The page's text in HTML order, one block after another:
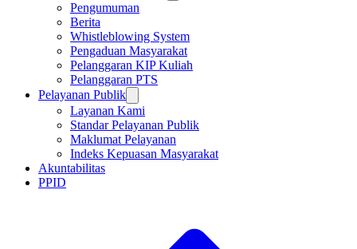
Pengumuman
Berita
Whistleblowing System
Pengaduan Masyarakat
Pelanggaran KIP Kuliah
Pelanggaran PTS
Pelayanan Publik
Layanan Kami
Standar Pelayanan Publik
Maklumat Pelayanan
Indeks Kepuasan Masyarakat
Akuntabilitas
PPID